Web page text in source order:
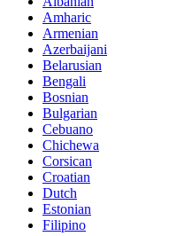
Amharic
Armenian
Azerbaijani
Belarusian
Bengali
Bosnian
Bulgarian
Cebuano
Chichewa
Corsican
Croatian
Dutch
Estonian
Filipino